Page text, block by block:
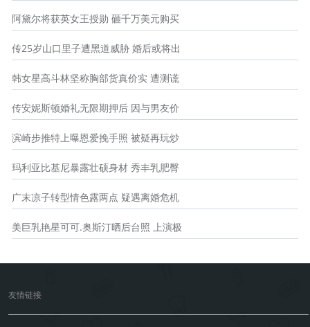
阿黛尔将获英女王授勋 砸千万美元购买
传25岁山口里子遭黑道威胁 婚后或将出
韩女星高斗林坚称胸部货真价实 遭测谎
传安妮斯顿婚礼无限期押后 因与男友价
滨崎步推特上曝恩爱挽手照 被疑再玩炒
玛利亚比基尼暴露壮硕身材 秀丰乳肥臀
广末凉子转型情色露两点 疑遇离婚危机
美巨乳艳星可可.奥斯汀晒后台照 上演极
友情链接